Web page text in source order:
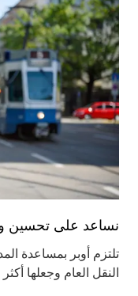
نساعد على تحسين
تلتزم أوبر بمساعدة
النقل العام وجعلها